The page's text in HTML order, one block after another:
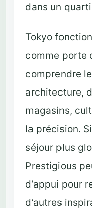
dans un
Tokyo
comme porte
comprendre
architecture,
magasins,
la précision.
séjour plus
Prestigious
d’appui pour
d’autres